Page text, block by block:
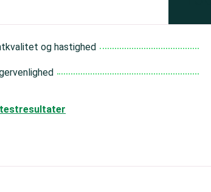
og hastighed